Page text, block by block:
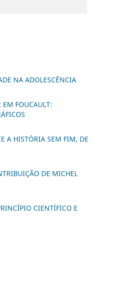
NA ADOLESCÊNCIA
FOUCAULT:
A HISTÓRIA SEM FIM, DE
DE MICHEL
CIENTÍFICO E